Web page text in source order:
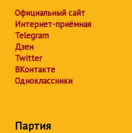
Официальный сайт
Интернет-приёмная
Telegram
Дзен
Twitter
ВКонтакте
Одноклассники
Партия